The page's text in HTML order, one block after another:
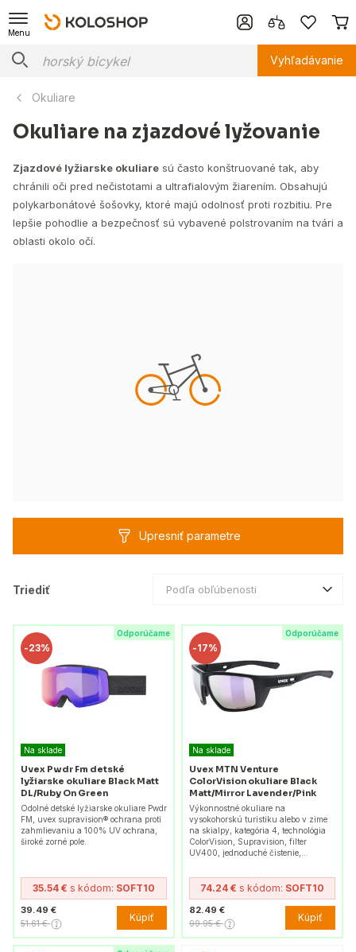
Menu
Vyhľadávanie
Okuliare
Okuliare na zjazdové lyžovanie
Zjazdové lyžiarske okuliare sú často konštruované tak, aby
chránili oči pred nečistotami a ultrafialovým žiarením. Obsahujú
polykarbonátové šošovky, ktoré majú odolnosť proti rozbitiu. Pre
lepšie pohodlie a bezpečnosť sú vybavené polstrovaním na tvári a
oblasti okolo očí.
Upresniť parametre
Triediť Podľa obľúbenosti
Odporúčame
-23%
Na sklade
Uvex Pwdr Fm detské
lyžiarske okuliare Black Matt
DL/Ruby On Green
Odolné detské lyžiarske okuliare Pwdr
FM, uvex supravision® ochrana proti
zahmlievaniu a 100% UV ochrana,
široké zorné pole.
35.54 € s kódom: SOFT10
39.49 €
51.61 € Kúpiť
Odporúčame
-17%
Na sklade
Uvex MTN Venture
ColorVision okuliare Black
Matt/Mirror Lavender/Pink
Výkonnostné okuliare na
vysokohorskú turistiku alebo v zime
na skialpy, kategória 4, technológia
ColorVision, Supravision, filter
UV400, jednoduché čistenie,…
74.24 € s kódom: SOFT10
82.49 €
99.95 € Kúpiť